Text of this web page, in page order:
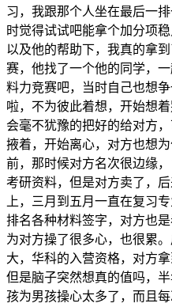
习，我跟那个人坐在最后一
时觉得试试吧能拿个加分项
以及他的帮助下，我真的拿
赛，他找了一个他的同学，
料力竞赛吧，当时自己也想
啦，不为彼此着想，开始想
会毫不犹豫的把好的给对方
掖着，开始离心，对方也想
前，那时候对方名次很边缘
考研资料，但是对方卖了，
上，三月到五月一直在复习
排名各种材料签字，对方也
为对方操了很多心，也很累
大，华科的入营资格，对方
但是脑子突然想真的值吗，
孩为男孩操心太多了，而且